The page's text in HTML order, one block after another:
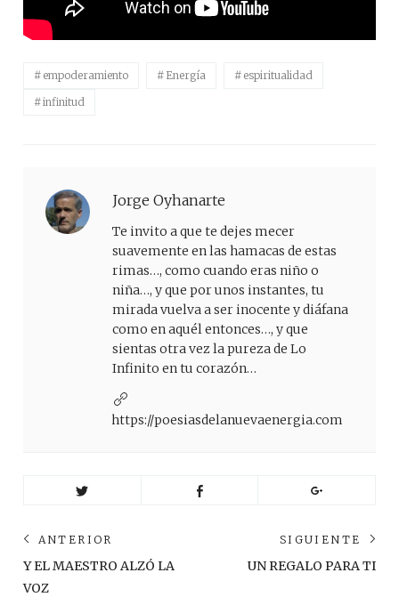
empoderamiento Energía
espiritualidad
infinitud
Jorge Oyhanarte
Te invito a que te dejes mecer
suavemente en las hamacas de estas
rimas…, como cuando eras niño o
niña…, y que por unos instantes, tu
mirada vuelva a ser inocente y diáfana
como en aquél entonces…, y que
sientas otra vez la pureza de Lo
Infinito en tu corazón…
https://poesiasdelanuevaenergia.com
Navegación
de
entradas
ANTERIOR
Anterior
post:
Y EL MAESTRO ALZÓ LA
VOZ
SIGUIENTE
UN REGALO PARA TI